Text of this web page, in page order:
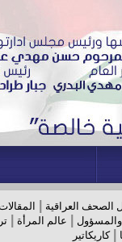
الصحف العراقية
والمسؤول عالم المرأة |
|كاريكاتير